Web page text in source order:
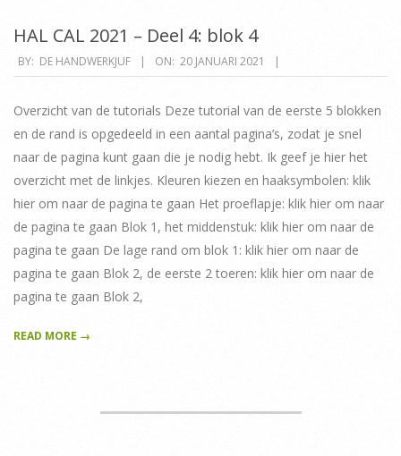
HAL CAL 2021 – Deel 4: blok 4
2021-
01-
20
BY: DE HANDWERKJUF ON: 20 JANUARI 2021
Overzicht van de tutorials Deze tutorial van de eerste 5 blokken
en de rand is opgedeeld in een aantal pagina’s, zodat je snel
naar de pagina kunt gaan die je nodig hebt. Ik geef je hier het
overzicht met de linkjes. Kleuren kiezen en haaksymbolen: klik
hier om naar de pagina te gaan Het proeflapje: klik hier om naar
de pagina te gaan Blok 1, het middenstuk: klik hier om naar de
pagina te gaan De lage rand om blok 1: klik hier om naar de
pagina te gaan Blok 2, de eerste 2 toeren: klik hier om naar de
pagina te gaan Blok 2,
READ MORE →